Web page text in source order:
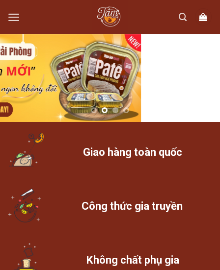
content
Giao hàng toàn quốc
Công thức gia truyền
Không chất phụ gia